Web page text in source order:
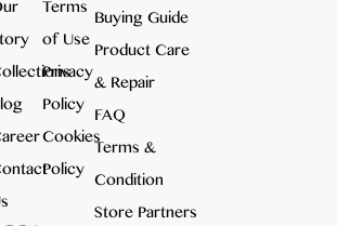
of Use
Privacy
Policy
Cookies
Policy
Buying Guide
Product Care
& Repair
FAQ
Terms &
Condition
Store Partners